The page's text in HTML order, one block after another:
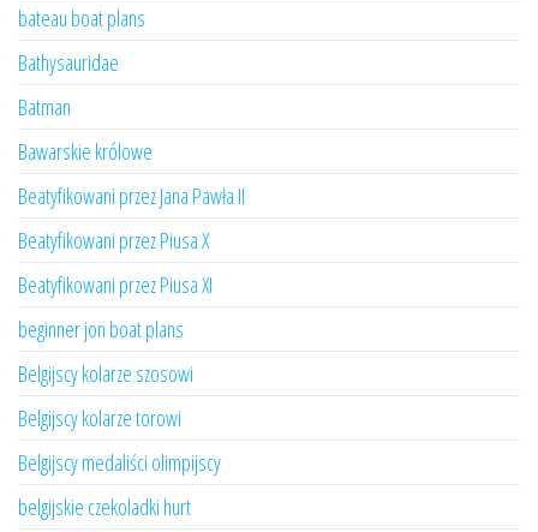
bateau boat plans
Bathysauridae
Batman
Bawarskie królowe
Beatyfikowani przez Jana Pawła II
Beatyfikowani przez Piusa X
Beatyfikowani przez Piusa XI
beginner jon boat plans
Belgijscy kolarze szosowi
Belgijscy kolarze torowi
Belgijscy medaliści olimpijscy
belgijskie czekoladki hurt